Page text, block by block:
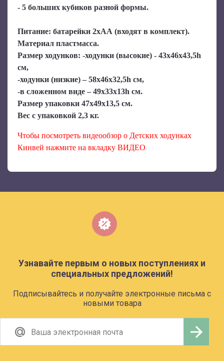
- 5 больших кубиков разной формы.
Питание: батарейки 2хАА (входят в комплект).
Материал пластмасса.
Размер ходунков: -ходунки (высокие) - 43х46х43,5h
см,
-ходунки (низкие) – 58х46х32,5h см,
-в сложенном виде – 49х33х13h см.
Размер упаковки 47х49х13,5 см.
Вес с упаковкой 2,3 кг.
Чтобы посмотреть видеообзор о Детских ходунках
Кинвей нажмите на вкладку ВИДЕО
Узнавайте первым о новых поступлениях и
специальных предложений!
Подписывайтесь и получайте электронные письма с
новыми товара